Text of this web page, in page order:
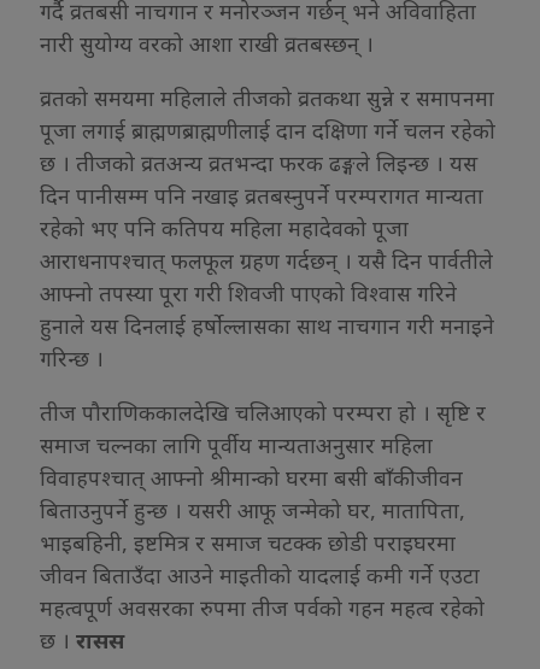
गर्दै व्रतबसी नाचगान र मनोरञ्जन गर्छन् भने अविवाहिता
नारी सुयोग्य वरको आशा राखी व्रतबस्छन् ।
व्रतको समयमा महिलाले तीजको व्रतकथा सुन्ने र समापनमा
पूजा लगाई ब्राह्मणब्राह्मणीलाई दान दक्षिणा गर्ने चलन रहेको
छ । तीजको व्रतअन्य व्रतभन्दा फरक ढङ्गले लिइन्छ । यस
दिन पानीसम्म पनि नखाइ व्रतबस्नुपर्ने परम्परागत मान्यता
रहेको भए पनि कतिपय महिला महादेवको पूजा
आराधनापश्चात् फलफूल ग्रहण गर्दछन् । यसै दिन पार्वतीले
आफ्नो तपस्या पूरा गरी शिवजी पाएको विश्वास गरिने
हुनाले यस दिनलाई हर्षोल्लासका साथ नाचगान गरी मनाइने
गरिन्छ ।
तीज पौराणिककालदेखि चलिआएको परम्परा हो । सृष्टि र
समाज चल्नका लागि पूर्वीय मान्यताअनुसार महिला
विवाहपश्चात् आफ्नो श्रीमान्को घरमा बसी बाँकी जीवन
बिताउनुपर्ने हुन्छ । यसरी आफू जन्मेको घर, मातापिता,
भाइबहिनी, इष्टमित्र र समाज चटक्क छोडी पराइघरमा
जीवन बिताउँदा आउने माइतीको यादलाई कमी गर्ने एउटा
महत्वपूर्ण अवसरका रुपमा तीज पर्वको गहन महत्व रहेको
छ । रासस